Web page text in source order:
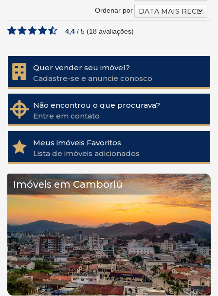
Ordenar por DATA MAIS RECENTE
4,4 / 5 (18 avaliações)
Quer vender seu imóvel?
Cadastre-se e anuncie conosco
Não encontrou o que procurava?
Entre em contato
Meus imóveis Favoritos
Lista de imóveis adicionados
Imóveis em Camboriú